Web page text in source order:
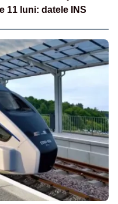
11 luni: datele INS